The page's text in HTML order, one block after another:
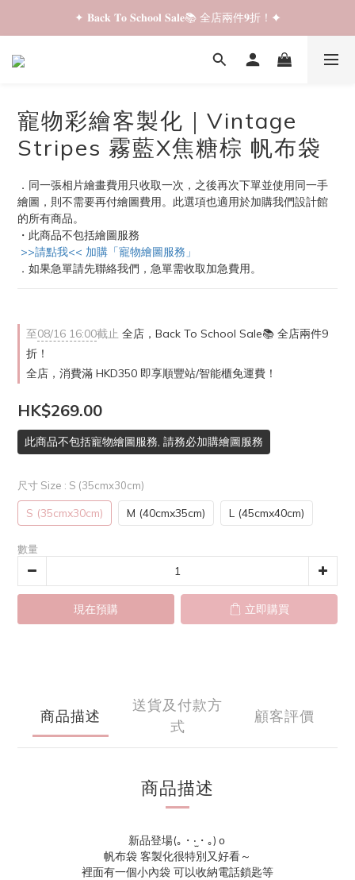
✦ 𝐁𝐚𝐜𝐤 𝐓𝐨 𝐒𝐜𝐡𝐨𝐨𝐥 𝐒𝐚𝐥𝐞📚 全店兩件𝟗折！✦
✦ 𝐁𝐚𝐜𝐤 𝐓𝐨 𝐒𝐜𝐡𝐨𝐨𝐥 𝐒𝐚𝐥𝐞📚 全店兩件𝟗折！✦
✦ 全店購物滿 𝐇𝐊𝐃𝟑𝟓𝟎 即享順豐站/智能櫃免運費！✦
寵物彩繪客製化｜Vintage
Stripes 霧藍X焦糖棕 帆布袋
．同一張相片繪畫費用只收取一次，之後再次下單並使用同一手
繪圖，則不需要再付繪圖費用。此選項也適用於加購我們設計館
的所有商品。
・此商品不包括繪圖服務
>>請點我<< 加購「寵物繪圖服務」
．如果急單請先聯絡我們，急單需收取加急費用。
至08/16 16:00截止 全店，Back To School Sale📚 全店兩件9
折！
全店，消費滿 HKD350 即享順豐站/智能櫃免運費！
HK$269.00
此商品不包括寵物繪圖服務, 請務必加購繪圖服務
尺寸 Size : S (35cmx30cm)
S (35cmx30cm) M (40cmx35cm) L (45cmx40cm)
數量
現在預購 立即購買
商品描述
送貨及付款方
式
顧客評價
商品描述
新品登場(｡・‧̫・｡)ｏ
帆布袋 客製化很特別又好看～
裡面有一個小內袋 可以收納電話鎖匙等